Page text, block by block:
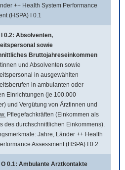
++ Health System Performance
(HSPA) I 0.1
I 0.2: Absolventen,
sowie
Bruttojahreseinkommen
und Absolventen sowie
in ausgewählten
in ambulanten oder
Einrichtungen (je 100.000
und Vergütung von Ärztinnen und
Pflegefachkräften (Einkommen als
des durchschnittlichen Einkommens).
Jahre, Länder ++ Health
Assessment (HSPA) I 0.2
O 0.1: Ambulante Arztkontakte